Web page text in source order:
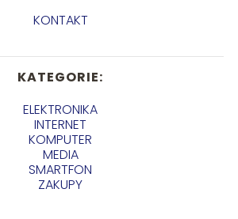
KONTAKT
KATEGORIE:
ELEKTRONIKA
INTERNET
KOMPUTER
MEDIA
SMARTFON
ZAKUPY